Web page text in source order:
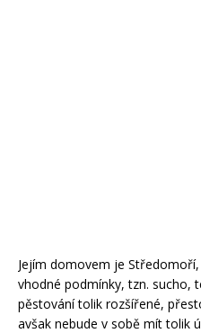
Jejím domovem je
vhodné podmínky, tzn. sucho,
pěstování tolik rozšířené,
avšak nebude v sobě mít tolik